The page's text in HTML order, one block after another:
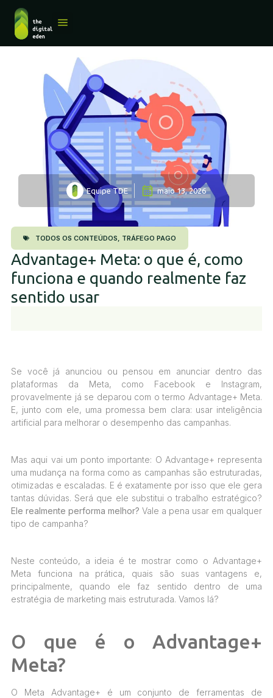
Equipe TDE maio 13, 2026
TODOS OS CONTEÚDOS, TRÁFEGO PAGO
Advantage+ Meta: o que é, como
funciona e quando realmente faz
sentido usar
Se você já anunciou ou pensou em anunciar dentro das
plataformas da Meta, como Facebook e Instagram,
provavelmente já se deparou com o termo Advantage+ Meta.
E, junto com ele, uma promessa bem clara: usar inteligência
artificial para melhorar o desempenho das campanhas.
Mas aqui vai um ponto importante: O Advantage+ representa
uma mudança na forma como as campanhas são estruturadas,
otimizadas e escaladas. E é exatamente por isso que ele gera
tantas dúvidas. Será que ele substitui o trabalho estratégico?
Ele realmente performa melhor? Vale a pena usar em qualquer
tipo de campanha?
Neste conteúdo, a ideia é te mostrar como o Advantage+
Meta funciona na prática, quais são suas vantagens e,
principalmente, quando ele faz sentido dentro de uma
estratégia de marketing mais estruturada. Vamos lá?
O que é o Advantage+
Meta?
O Meta Advantage+ é um conjunto de ferramentas de